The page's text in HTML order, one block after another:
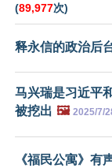
(89,977次)
释永信的政治后
马兴瑞是习近平
被挖出 🖼️ 2025/7/
《福民公寓》有